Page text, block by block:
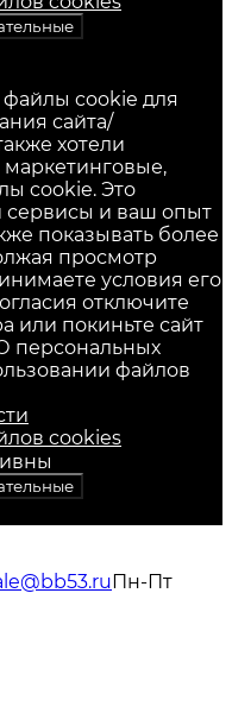
cookie для
сайта/
хотели
cookie. Это
и ваш опыт
показывать более
просмотр
условия его
отключите
или покиньте сайт
персональных
файлов
cookies
Пн-Пт